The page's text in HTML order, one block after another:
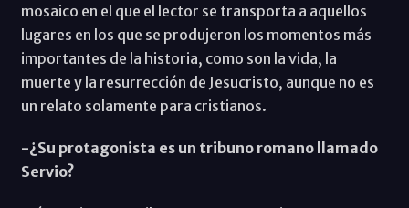
mosaico en el que el lector se transporta a aquellos
lugares en los que se produjeron los momentos más
importantes de la historia, como son la vida, la
muerte y la resurrección de Jesucristo, aunque no es
un relato solamente para cristianos.
-¿Su protagonista es un tribuno romano llamado
Servio?